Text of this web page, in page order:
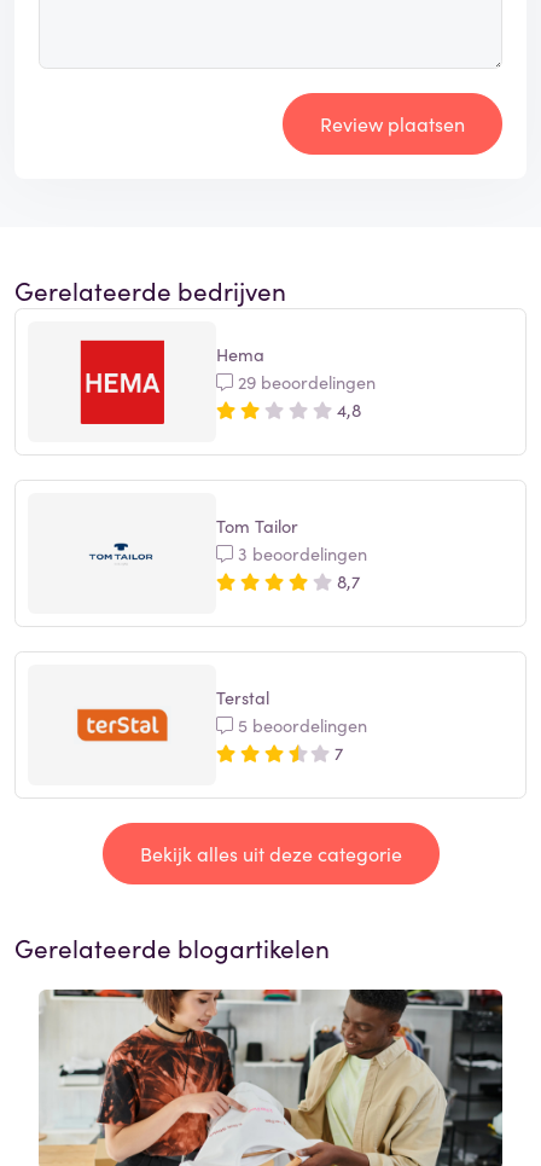
Review plaatsen
Gerelateerde bedrijven
Hema
29 beoordelingen
4,8
Tom Tailor
3 beoordelingen
8,7
Terstal
5 beoordelingen
7
Bekijk alles uit deze categorie
Gerelateerde blogartikelen